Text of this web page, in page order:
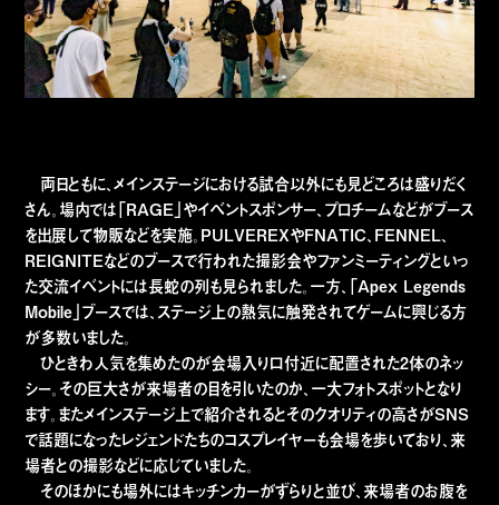
両日ともに、メインステージにおける試合以外にも見どころは盛りだく
さん。場内では「RAGE」やイベントスポンサー、プロチームなどがブース
を出展して物販などを実施。PULVEREXやFNATIC、FENNEL、
REIGNITEなどのブースで行われた撮影会やファンミーティングといっ
た交流イベントには長蛇の列も見られました。一方、「Apex Legends
Mobile」ブースでは、ステージ上の熱気に触発されてゲームに興じる方
が多数いました。
ひときわ人気を集めたのが会場入り口付近に配置された2体のネッ
シー。その巨大さが来場者の目を引いたのか、一大フォトスポットとなり
ます。またメインステージ上で紹介されるとそのクオリティの高さがSNS
で話題になったレジェンドたちのコスプレイヤーも会場を歩いており、来
場者との撮影などに応じていました。
そのほかにも場外にはキッチンカーがずらりと並び、来場者のお腹を